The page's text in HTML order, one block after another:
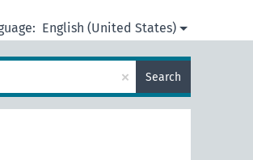
English (United States)
× Search